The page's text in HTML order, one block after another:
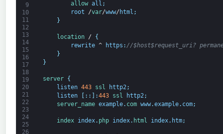
9
10
11
12
13
14
15
16
17
18
19
20
21
22
23
24
25
26
allow all ;
root
/var/www/ html ;
}
location /
{
rewrite ^ https : //$host$request_uri?
}
}
server
{
listen 443 ssl http2;
listen
: : :443 ssl http2;
server_name example. com www.example. com;
index index. php index. html index. htm;